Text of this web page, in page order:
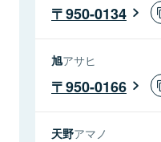
950-0134
旭アサヒ
950-0166
天野アマノ